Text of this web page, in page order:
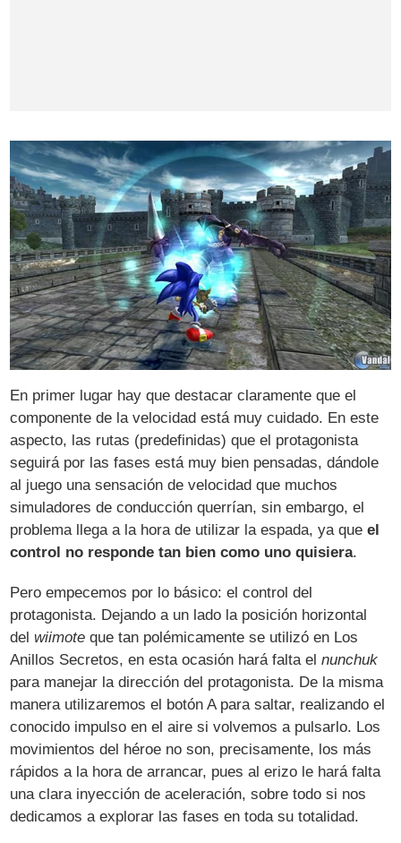
En primer lugar hay que destacar claramente que el
componente de la velocidad está muy cuidado. En este
aspecto, las rutas (predefinidas) que el protagonista
seguirá por las fases está muy bien pensadas, dándole
al juego una sensación de velocidad que muchos
simuladores de conducción querrían, sin embargo, el
problema llega a la hora de utilizar la espada, ya queel
control no responde tan bien como uno quisiera.
Pero empecemos por lo básico: el control del
protagonista. Dejando a un lado la posición horizontal
delwiimote que tan polémicamente se utilizó en Los
Anillos Secretos, en esta ocasión hará falta elnunchuk
para manejar la dirección del protagonista. De la misma
manera utilizaremos el botón A para saltar, realizando el
conocido impulso en el aire si volvemos a pulsarlo. Los
movimientos del héroe no son, precisamente, los más
rápidos a la hora de arrancar, pues al erizo le hará falta
una clara inyección de aceleración, sobre todo si nos
dedicamos a explorar las fases en toda su totalidad.